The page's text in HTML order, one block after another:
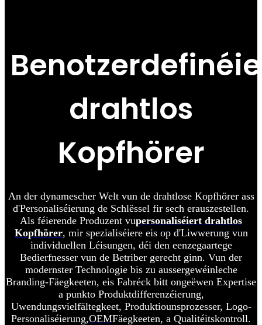
drahtlos
Kopfhörer
An der dynamescher Welt vun de drahtlose Kopfhörer ass
d'Personaliséierung de Schlëssel fir sech erauszestellen.
Als féierende Produzent vupersonaliséiert drahtlos
Kopfhörer, mir spezialiséiere eis op d'Liwwerung vun
individuellen Léisungen, déi den eenzegaartege
Bedierfnesser vun de Betriber gerecht ginn. Vun der
modernster Technologie bis zu aussergewéinleche
Branding-Fäegkeeten, eis Fabréck bitt ongeëwen Expertise
a punkto Produktdifferenzéierung,
Uwendungsvielfältegkeet, Produktiounsprozesser, Logo-
Personaliséierung,OEMFäegkeeten, a Qualitéitskontroll.